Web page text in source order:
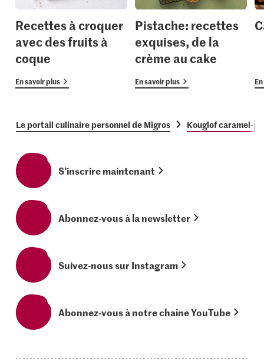
Recettes à croquer
avec des fruits à
coque
En savoir plus
Pistache: recettes
exquises, de la
crème au cake
En savoir plus
Le portail culinaire personnel de Migros Kouglof caramel-
S’inscrire maintenant
Abonnez-vous à la newsletter
Suivez-nous sur Instagram
Abonnez-vous à notre chaîne YouTube